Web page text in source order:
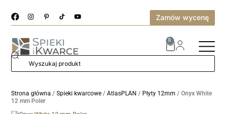
Zamów wycenę
0
Strona główna /Spieki kwarcowe /AtlasPLAN / Płyty 12mm / Onyx White
12 mm Poler